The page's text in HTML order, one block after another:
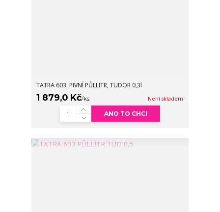
TATRA 603, PIVNÍ PŮLLITR, TUDOR 0,3l
1 879,0 Kč/ks Není skladem
ANO TO CHCI